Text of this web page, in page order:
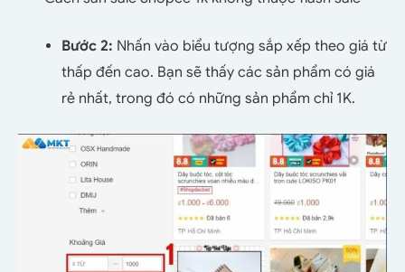
Bước 2: Nhấn vào biểu tượng sắp xếp theo giá từ
thấp đến cao. Bạn sẽ thấy các sản phẩm có giá
rẻ nhất, trong đó có những sản phẩm chỉ 1K.